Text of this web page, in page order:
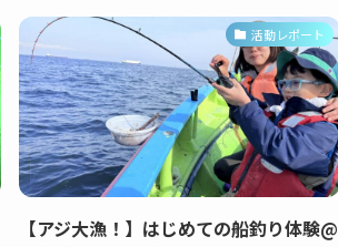
活動レポート
【アジ大漁！】はじめての船釣り体験@